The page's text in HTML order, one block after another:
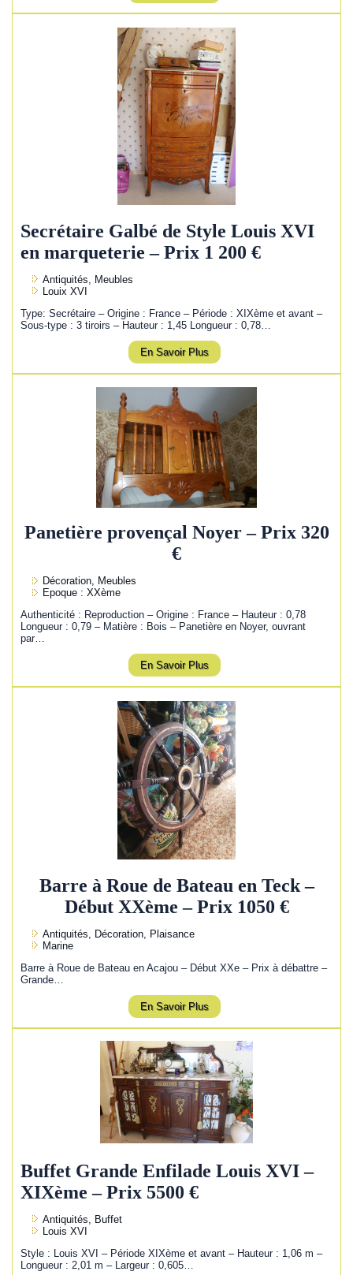
Secrétaire Galbé de Style Louis XVI
en marqueterie – Prix 1 200 €
Antiquités, Meubles
Louix XVI
Type: Secrétaire – Origine : France – Période : XIXème et avant –
Sous-type : 3 tiroirs – Hauteur : 1,45 Longueur : 0,78…
En Savoir Plus
Panetière provençal Noyer – Prix 320
€
Décoration, Meubles
Epoque : XXème
Authenticité : Reproduction – Origine : France – Hauteur : 0,78
Longueur : 0,79 – Matière : Bois – Panetière en Noyer, ouvrant
par…
En Savoir Plus
Barre à Roue de Bateau en Teck –
Début XXème – Prix 1050 €
Antiquités, Décoration, Plaisance
Marine
Barre à Roue de Bateau en Acajou – Début XXe – Prix à débattre –
Grande…
En Savoir Plus
Buffet Grande Enfilade Louis XVI –
XIXème – Prix 5500 €
Antiquités, Buffet
Louis XVI
Style : Louis XVI – Période XIXème et avant – Hauteur : 1,06 m –
Longueur : 2,01 m – Largeur : 0,605…